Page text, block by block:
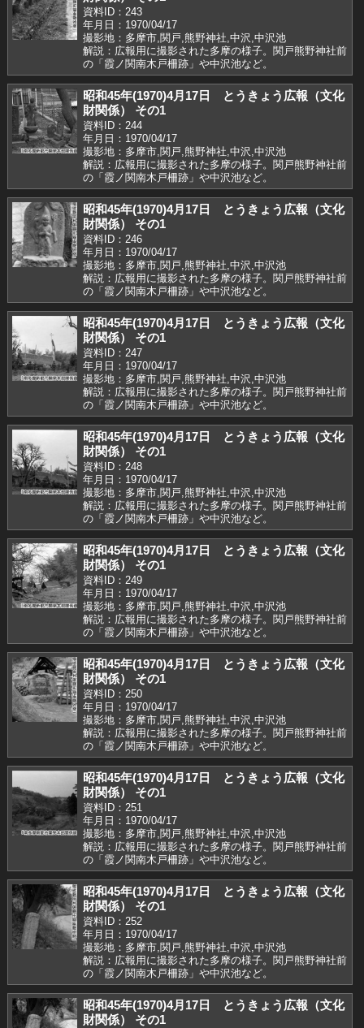
資料ID：243
年月日：1970/04/17
撮影地：多摩市,関戸,熊野神社,中沢,中沢池
解説：広報用に撮影された多摩の様子。関戸熊野神社前
の「霞ノ関南木戸柵跡」や中沢池など。
昭和45年(1970)4月17日 とうきょう広報（文化
財関係） その1
資料ID：244
年月日：1970/04/17
撮影地：多摩市,関戸,熊野神社,中沢,中沢池
解説：広報用に撮影された多摩の様子。関戸熊野神社前
の「霞ノ関南木戸柵跡」や中沢池など。
昭和45年(1970)4月17日 とうきょう広報（文化
財関係） その1
資料ID：246
年月日：1970/04/17
撮影地：多摩市,関戸,熊野神社,中沢,中沢池
解説：広報用に撮影された多摩の様子。関戸熊野神社前
の「霞ノ関南木戸柵跡」や中沢池など。
昭和45年(1970)4月17日 とうきょう広報（文化
財関係） その1
資料ID：247
年月日：1970/04/17
撮影地：多摩市,関戸,熊野神社,中沢,中沢池
解説：広報用に撮影された多摩の様子。関戸熊野神社前
の「霞ノ関南木戸柵跡」や中沢池など。
昭和45年(1970)4月17日 とうきょう広報（文化
財関係） その1
資料ID：248
年月日：1970/04/17
撮影地：多摩市,関戸,熊野神社,中沢,中沢池
解説：広報用に撮影された多摩の様子。関戸熊野神社前
の「霞ノ関南木戸柵跡」や中沢池など。
昭和45年(1970)4月17日 とうきょう広報（文化
財関係） その1
資料ID：249
年月日：1970/04/17
撮影地：多摩市,関戸,熊野神社,中沢,中沢池
解説：広報用に撮影された多摩の様子。関戸熊野神社前
の「霞ノ関南木戸柵跡」や中沢池など。
昭和45年(1970)4月17日 とうきょう広報（文化
財関係） その1
資料ID：250
年月日：1970/04/17
撮影地：多摩市,関戸,熊野神社,中沢,中沢池
解説：広報用に撮影された多摩の様子。関戸熊野神社前
の「霞ノ関南木戸柵跡」や中沢池など。
昭和45年(1970)4月17日 とうきょう広報（文化
財関係） その1
資料ID：251
年月日：1970/04/17
撮影地：多摩市,関戸,熊野神社,中沢,中沢池
解説：広報用に撮影された多摩の様子。関戸熊野神社前
の「霞ノ関南木戸柵跡」や中沢池など。
昭和45年(1970)4月17日 とうきょう広報（文化
財関係） その1
資料ID：252
年月日：1970/04/17
撮影地：多摩市,関戸,熊野神社,中沢,中沢池
解説：広報用に撮影された多摩の様子。関戸熊野神社前
の「霞ノ関南木戸柵跡」や中沢池など。
昭和45年(1970)4月17日 とうきょう広報（文化
財関係） その1